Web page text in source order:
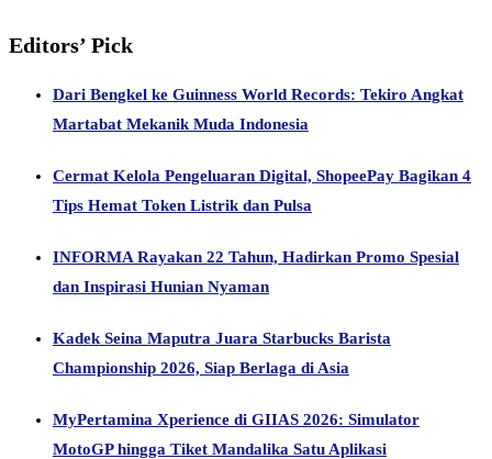
Editors’ Pick
Dari Bengkel ke Guinness World Records: Tekiro Angkat
Martabat Mekanik Muda Indonesia
Cermat Kelola Pengeluaran Digital, ShopeePay Bagikan 4
Tips Hemat Token Listrik dan Pulsa
INFORMA Rayakan 22 Tahun, Hadirkan Promo Spesial
dan Inspirasi Hunian Nyaman
Kadek Seina Maputra Juara Starbucks Barista
Championship 2026, Siap Berlaga di Asia
MyPertamina Xperience di GIIAS 2026: Simulator
MotoGP hingga Tiket Mandalika Satu Aplikasi